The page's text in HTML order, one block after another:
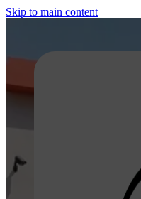
Skip to main content